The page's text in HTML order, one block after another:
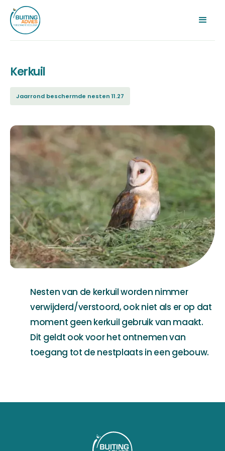
Kerkuil
Jaarrond beschermde nesten 11.27
Nesten van de kerkuil worden nimmer
verwijderd/verstoord, ook niet als er op dat
moment geen kerkuil gebruik van maakt.
Dit geldt ook voor het ontnemen van
toegang tot de nestplaats in een gebouw.